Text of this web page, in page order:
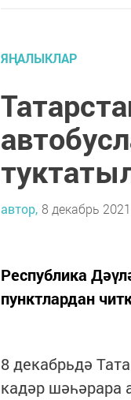
ЯҢАЛЫКЛАР
автор, 8 декабрь
Республика
пунктлардан
8 декабрьдә
кадәр шәһәрара